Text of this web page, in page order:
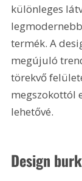
különleges
termék. A
megújuló
törekvő
megszokottól
lehetővé.
Design